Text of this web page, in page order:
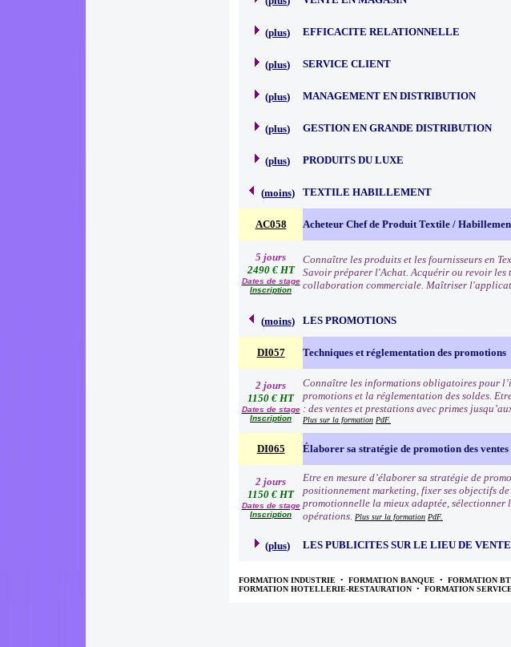
(plus) EFFICACITE RELATIONNELLE
(plus) SERVICE CLIENT
(plus) MANAGEMENT EN DISTRIBUTION
(plus) GESTION EN GRANDE DISTRIBUTION
(plus) PRODUITS DU LUXE
(moins) TEXTILE HABILLEMENT
AC058 Acheteur Chef de Produit Textile /
5 jours
2490 € HT
Dates de stage
Inscription
Connaître les produits et les fournisseurs en
Savoir préparer l'Achat. Acquérir ou revoir les
collaboration commerciale. Maîtriser
(moins) LES PROMOTIONS
DI057 Techniques et réglementation des promotions
2 jours
1150 € HT
Dates de stage
Inscription
Connaître les informations obligatoires pour
promotions et la réglementation des soldes.
: des ventes et prestations avec primes
Plus sur la formation PdF.
DI065 Élaborer sa stratégie de promotion des ventes
2 jours
1150 € HT
Dates de stage
Inscription
Etre en mesure d’élaborer sa stratégie de
positionnement marketing, fixer ses objectifs
promotionnelle la mieux adaptée, sélectionner
opérations. Plus sur la formation PdF.
(plus) LES PUBLICITES SUR LE LIEU DE VENTE
FORMATION INDUSTRIE • FORMATION BANQUE • FORMATION
FORMATION HOTELLERIE-RESTAURATION • FORMATION